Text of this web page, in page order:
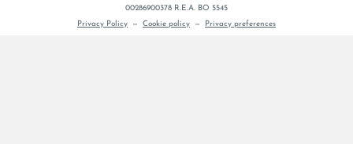
00286900378 R.E.A. BO 5545
Privacy Policy — Cookie policy — Privacy preferences